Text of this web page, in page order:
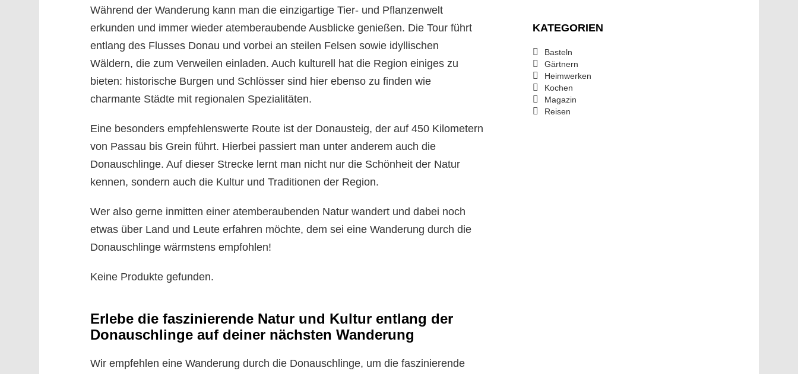
Während der Wanderung kann man die einzigartige Tier- und Pflanzenwelt
erkunden und immer wieder atemberaubende Ausblicke genießen. Die Tour führt
entlang des Flusses Donau und vorbei an steilen Felsen sowie idyllischen
Wäldern, die zum Verweilen einladen. Auch kulturell hat die Region einiges zu
bieten: historische Burgen und Schlösser sind hier ebenso zu finden wie
charmante Städte mit regionalen Spezialitäten.
Eine besonders empfehlenswerte Route ist der Donausteig, der auf 450 Kilometern
von Passau bis Grein führt. Hierbei passiert man unter anderem auch die
Donauschlinge. Auf dieser Strecke lernt man nicht nur die Schönheit der Natur
kennen, sondern auch die Kultur und Traditionen der Region.
Wer also gerne inmitten einer atemberaubenden Natur wandert und dabei noch
etwas über Land und Leute erfahren möchte, dem sei eine Wanderung durch die
Donauschlinge wärmstens empfohlen!
Keine Produkte gefunden.
Erlebe die faszinierende Natur und Kultur entlang der
Donauschlinge auf deiner nächsten Wanderung
Wir empfehlen eine Wanderung durch die Donauschlinge, um die faszinierende
KATEGORIEN
Basteln
Gärtnern
Heimwerken
Kochen
Magazin
Reisen